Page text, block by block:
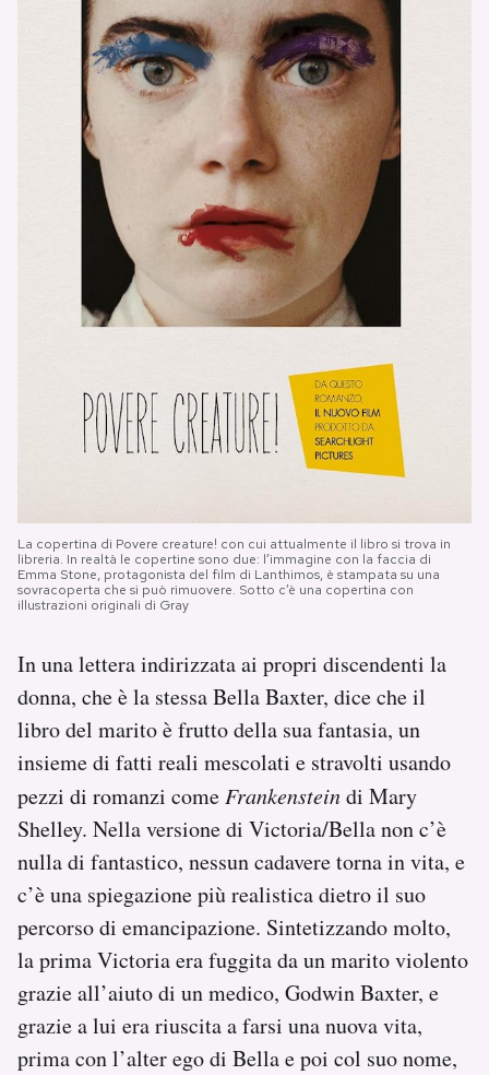
La copertina di Povere creature! con cui attualmente il libro si trova in
libreria. In realtà le copertine sono due: l’immagine con la faccia di
Emma Stone, protagonista del film di Lanthimos, è stampata su una
sovracoperta che si può rimuovere. Sotto c’è una copertina con
illustrazioni originali di Gray
In una lettera indirizzata ai propri discendenti la
donna, che è la stessa Bella Baxter, dice che il
libro del marito è frutto della sua fantasia, un
insieme di fatti reali mescolati e stravolti usando
pezzi di romanzi come Frankensteindi Mary
Shelley. Nella versione di Victoria/Bella non c’è
nulla di fantastico, nessun cadavere torna in vita, e
c’è una spiegazione più realistica dietro il suo
percorso di emancipazione. Sintetizzando molto,
la prima Victoria era fuggita da un marito violento
grazie all’aiuto di un medico, Godwin Baxter, e
grazie a lui era riuscita a farsi una nuova vita,
prima con l’alter ego di Bella e poi col suo nome,